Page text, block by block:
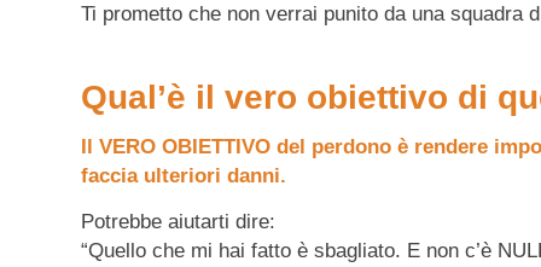
Ti prometto che non verrai punito da una squadra
Qual’è il vero obiettivo di
Il VERO OBIETTIVO del perdono è rendere
faccia ulteriori danni.
Potrebbe aiutarti dire:
“Quello che mi hai fatto è sbagliato. E non c’è